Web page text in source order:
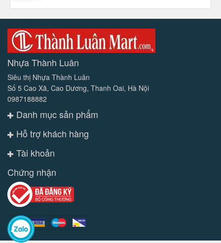
Nhựa Thành Luân
Siêu thị Nhựa Thành Luân
Số 5 Cao Xã, Cao Dương, Thanh Oai, Hà Nội
0987188882
Danh mục sản phẩm
Hỗ trợ khách hàng
Tài khoản
Chứng nhận